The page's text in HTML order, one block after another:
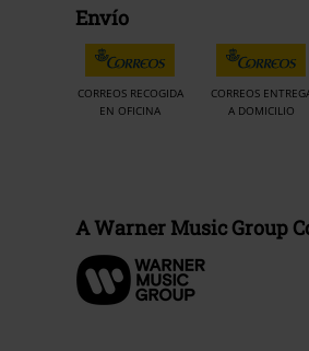
Envío
CORREOS RECOGIDA
EN OFICINA
CORREOS
A DOMICILIO
A Warner Music Group